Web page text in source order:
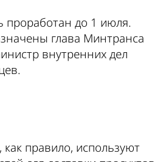
проработан до 1 июля.
глава Минтранса
внутренних дел
правило, используют